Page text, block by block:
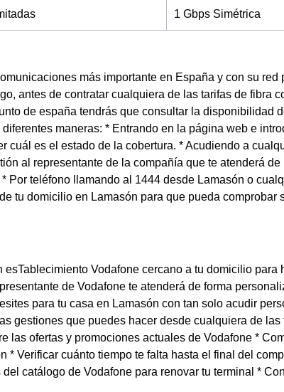
1 Gbps Simétrica
más importante en España y con su red
antes de contratar cualquiera de las tarifas de fibra
de españa tendrás que consultar la disponibilidad
maneras: * Entrando en la página web e
cuál es el estado de la cobertura. * Acudiendo a
al representante de la compañía que te atenderá de
Por teléfono llamando al 1444 desde Lamasón o
tu domicilio en Lamasón para que pueda comprobar
Vodafone cercano a tu domicilio para
de Vodafone te atenderá de forma
para tu casa en Lamasón con tan solo acudir
gestiones que puedes hacer desde cualquiera de las
las ofertas y promociones actuales de Vodafone *
* Verificar cuánto tiempo te falta hasta el final del
catálogo de Vodafone para renovar tu terminal *